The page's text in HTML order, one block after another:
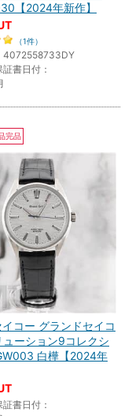
【2024年新作】
（1件）
4072558733DY
書日付：
完品
イコー グランドセイコ
ューション9コレクシ
白樺【2024年
書日付：